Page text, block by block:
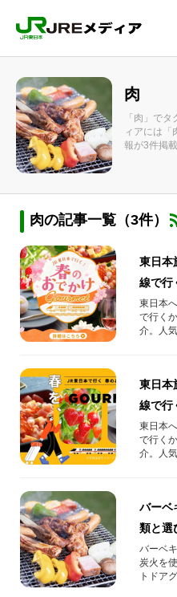
肉
「肉」で
ィアには「
報が3件掲
肉の記事一覧（3件）
東日本
線で行
ド
東日本
で行く
介。人
東日本
線で行
ド
東日本
で行く
介。人
バーベ
類と選
テムも
バーベ
炭火を
トドア